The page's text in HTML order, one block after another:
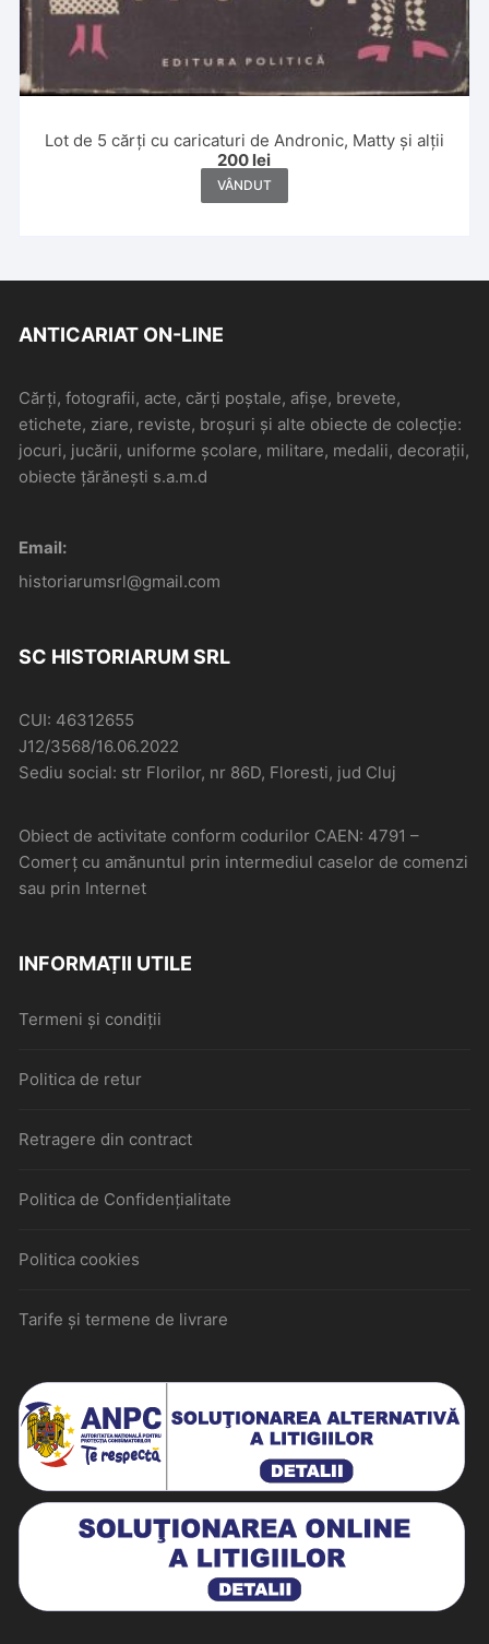
Lot de 5 cărți cu caricaturi de Andronic, Matty și alții
200 lei
VÂNDUT
ANTICARIAT ON-LINE
Cărți, fotografii, acte, cărți poștale, afișe, brevete,
etichete, ziare, reviste, broșuri și alte obiecte de colecție:
jocuri, jucării, uniforme școlare, militare, medalii, decorații,
obiecte țărănești s.a.m.d
Email:
historiarumsrl@gmail.com
SC HISTORIARUM SRL
CUI: 46312655
J12/3568/16.06.2022
Sediu social: str Florilor, nr 86D, Floresti, jud Cluj
Obiect de activitate conform codurilor CAEN: 4791 –
Comerţ cu amănuntul prin intermediul caselor de comenzi
sau prin Internet
INFORMAȚII UTILE
Termeni și condiții
Politica de retur
Retragere din contract
Politica de Confidențialitate
Politica cookies
Tarife și termene de livrare